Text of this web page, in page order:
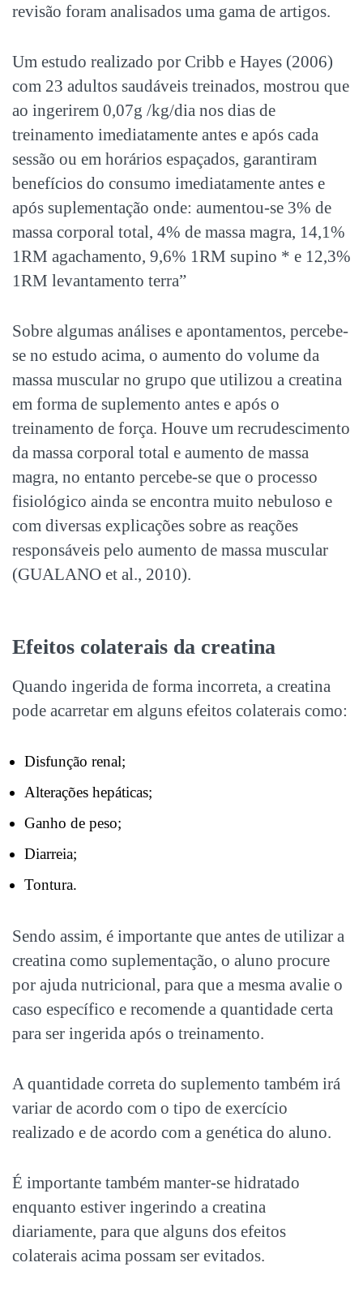
revisão foram analisados uma gama de artigos.
Um estudo realizado por Cribb e Hayes (2006)
com 23 adultos saudáveis treinados, mostrou que
ao ingerirem 0,07g /kg/dia nos dias de
treinamento imediatamente antes e após cada
sessão ou em horários espaçados, garantiram
benefícios do consumo imediatamente antes e
após suplementação onde: aumentou-se 3% de
massa corporal total, 4% de massa magra, 14,1%
1RM agachamento, 9,6% 1RM supino * e 12,3%
1RM levantamento terra”
Sobre algumas análises e apontamentos, percebe-
se no estudo acima, o aumento do volume da
massa muscular no grupo que utilizou a creatina
em forma de suplemento antes e após o
treinamento de força. Houve um recrudescimento
da massa corporal total e aumento de massa
magra, no entanto percebe-se que o processo
fisiológico ainda se encontra muito nebuloso e
com diversas explicações sobre as reações
responsáveis pelo aumento de massa muscular
(GUALANO et al., 2010).
Efeitos colaterais da creatina
Quando ingerida de forma incorreta, a creatina
pode acarretar em alguns efeitos colaterais como:
Disfunção renal;
Alterações hepáticas;
Ganho de peso;
Diarreia;
Tontura.
Sendo assim, é importante que antes de utilizar a
creatina como suplementação, o aluno procure
por ajuda nutricional, para que a mesma avalie o
caso específico e recomende a quantidade certa
para ser ingerida após o treinamento.
A quantidade correta do suplemento também irá
variar de acordo com o tipo de exercício
realizado e de acordo com a genética do aluno.
É importante também manter-se hidratado
enquanto estiver ingerindo a creatina
diariamente, para que alguns dos efeitos
colaterais acima possam ser evitados.